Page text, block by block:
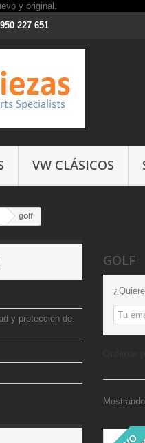
y original.
227 651
VW CLÁSICOS
golf
y protección de
GOLF